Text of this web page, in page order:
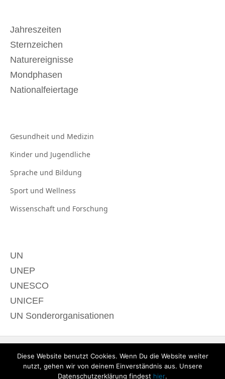
Jahreszeiten
Sternzeichen
Naturereignisse
Mondphasen
Nationalfeiertage
Gesundheit und Medizin
Kinder und Jugendliche
Sprache und Bildung
Sport und Wellness
Wissenschaft und Forschung
UN
UNEP
UNESCO
UNICEF
UN Sonderorganisationen
Diese Website benutzt Cookies. Wenn Du die Website weiter
nutzt, gehen wir von deinem Einverständnis aus. Unsere
Datenschutzerklärung findest hier.